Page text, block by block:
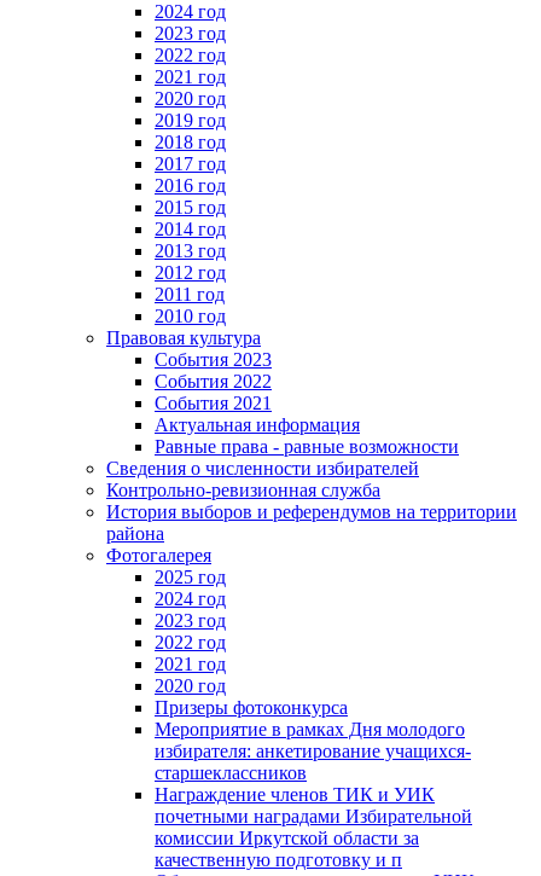
2024 год
2023 год
2022 год
2021 год
2020 год
2019 год
2018 год
2017 год
2016 год
2015 год
2014 год
2013 год
2012 год
2011 год
2010 год
Правовая культура
События 2023
События 2022
События 2021
Актуальная информация
Равные права - равные возможности
Сведения о численности избирателей
Контрольно-ревизионная служба
История выборов и референдумов на территории
района
Фотогалерея
2025 год
2024 год
2023 год
2022 год
2021 год
2020 год
Призеры фотоконкурса
Мероприятие в рамках Дня молодого
избирателя: анкетирование учащихся-
старшеклассников
Награждение членов ТИК и УИК
почетными наградами Избирательной
комиссии Иркутской области за
качественную подготовку и п